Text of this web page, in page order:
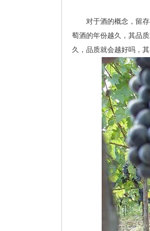
对于酒的概念，留存
萄酒的年份越久，其品
久，品质就会越好吗，其